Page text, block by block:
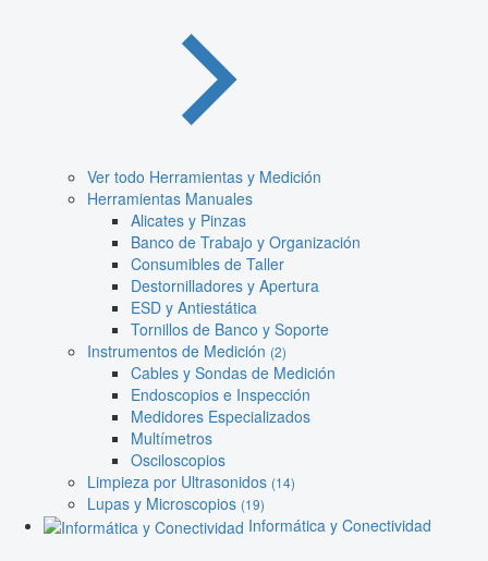
Ver todo Herramientas y Medición
Herramientas Manuales
Alicates y Pinzas
Banco de Trabajo y Organización
Consumibles de Taller
Destornilladores y Apertura
ESD y Antiestática
Tornillos de Banco y Soporte
Instrumentos de Medición (2)
Cables y Sondas de Medición
Endoscopios e Inspección
Medidores Especializados
Multímetros
Osciloscopios
Limpieza por Ultrasonidos (14)
Lupas y Microscopios (19)
Informática y Conectividad